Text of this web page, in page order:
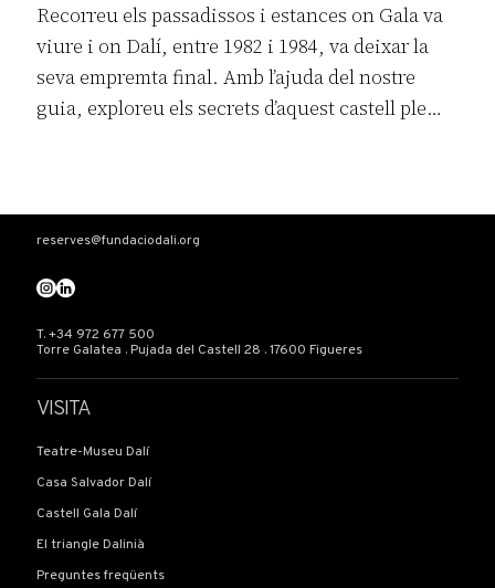
Recorreu els passadissos i estances on Gala va
viure i on Dalí, entre 1982 i 1984, va deixar la
seva empremta final. Amb l’ajuda del nostre
guia, exploreu els secrets d’aquest castell ple
reserves@fundaciodali.org
T. +34 972 677 500
Torre Galatea . Pujada del Castell 28 . 17600 Figueres
VISITA
Teatre-Museu Dalí
Casa Salvador Dalí
Castell Gala Dalí
El triangle Dalinià
Preguntes freqüents